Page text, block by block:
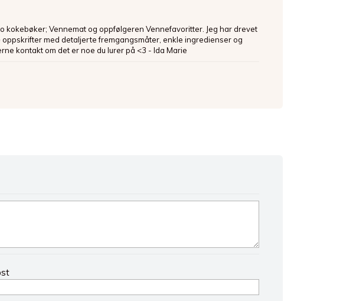
kokebøker; Vennemat og oppfølgeren Vennefavoritter. Jeg har drevet
med detaljerte fremgangsmåter, enkle ingredienser og
kontakt om det er noe du lurer på <3 - Ida Marie